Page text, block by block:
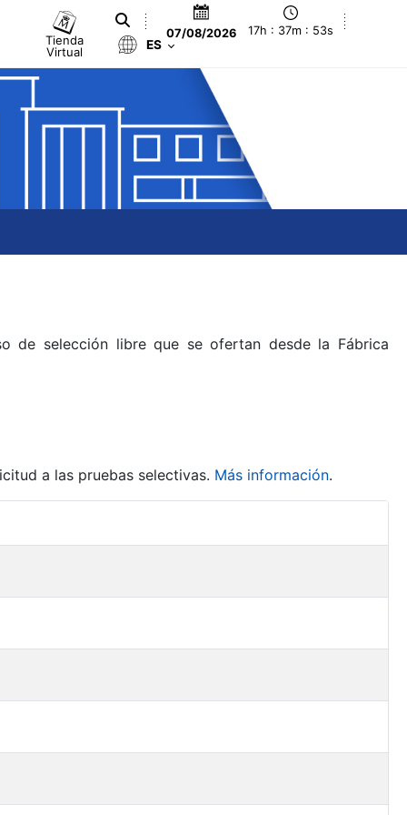
Tienda
Virtual
07/08/2026 17h : 37m : 53s
ES
de selección libre que se ofertan desde la Fábrica
a las pruebas selectivas. Más información.